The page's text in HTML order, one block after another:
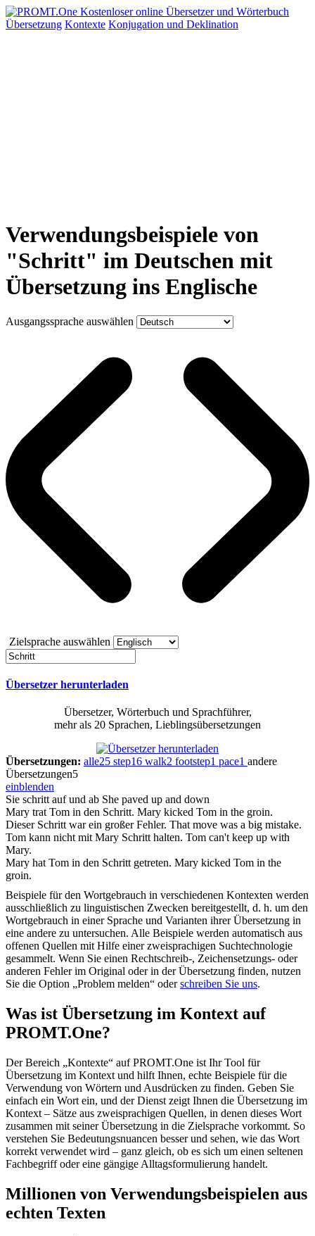
Übersetzung Kontexte Konjugation und Deklination
Verwendungsbeispiele von
"Schritt" im Deutschen mit
Übersetzung ins Englische
Ausgangssprache auswählen
Zielsprache auswählen
Übersetzer herunterladen
Übersetzer, Wörterbuch und Sprachführer,
mehr als 20 Sprachen, Lieblingsübersetzungen
Übersetzungen: alle25 step16 walk2 footstep1 pace1 andere
Übersetzungen5
einblenden
Sie schrittauf und ab She paved up and down
Mary trat Tom in den Schritt. Mary kicked Tom in the groin.
Dieser Schrittwar ein großer Fehler. That move was a big mistake.
Tom kann nicht mit Mary Schritthalten. Tom can't keep up with
Mary.
Mary hat Tom in den Schrittgetreten. Mary kicked Tom in the
groin.
Beispiele für den Wortgebrauch in verschiedenen Kontexten werden
ausschließlich zu linguistischen Zwecken bereitgestellt, d. h. um den
Wortgebrauch in einer Sprache und Varianten ihrer Übersetzung in
eine andere zu untersuchen. Alle Beispiele werden automatisch aus
offenen Quellen mit Hilfe einer zweisprachigen Suchtechnologie
gesammelt. Wenn Sie einen Rechtschreib-, Zeichensetzungs- oder
anderen Fehler im Original oder in der Übersetzung finden, nutzen
Sie die Option „Problem melden“ oderschreiben Sie uns.
Was ist Übersetzung im Kontext auf
PROMT.One?
Der Bereich „Kontexte“ auf PROMT.One ist Ihr Tool für
Übersetzung im Kontext und hilft Ihnen, echte Beispiele für die
Verwendung von Wörtern und Ausdrücken zu finden. Geben Sie
einfach ein Wort ein, und der Dienst zeigt Ihnen die Übersetzung im
Kontext – Sätze aus zweisprachigen Quellen, in denen dieses Wort
zusammen mit seiner Übersetzung in die Zielsprache vorkommt. So
verstehen Sie Bedeutungsnuancen besser und sehen, wie das Wort
korrekt verwendet wird – ganz gleich, ob es sich um einen seltenen
Fachbegriff oder eine gängige Alltagsformulierung handelt.
Millionen von Verwendungsbeispielen aus
echten Texten